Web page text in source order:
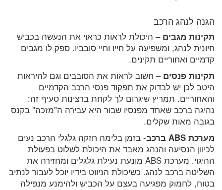
הגנה לנהג הרכב
תקינות מגבים – היכולת לראות כראוי את הנעשה בכביש
חיונית לנהג, ומשפיעה על חייו וחיי סובביו. ספק לו מגבים
קדמיים ואחוריים תקינים.
תקינות פנסים – חשוב לראות את הסובבים וגם להיראות
היטב לכן יש לבדוק את תפקוד פנסי הרכב הקדמיים
והאחוריים. תמריץ שיגרום לך לקחת ברצינות סעיף זה:
נהיגה ברכב שאחד מפנסיו שבור היא עבירה ה"מזכה" בקנס
בגובה מאות שקלים.
מערכת ABS ברכב
- בזמן בלימה חזקה גלגלי הרכב נעים
לכיוון הנסיעה והנהג מאבד את היכולת לשלוט בפעולת
ההיגוי. מערכת ABS מונעת נעילת גלגלים ומחזירה את
השליטה ברכב לנהג. כשיכולת הניווט בידיו יוכל לעבור לנתיב
בטוח, לחמוק מפגיעה בעצם על הכביש ולהימנע מנפילה